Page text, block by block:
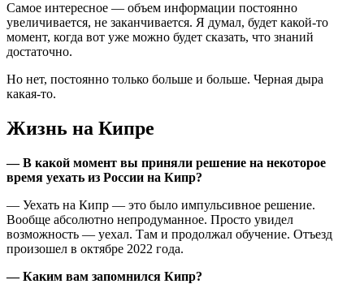
Самое интересное — объем информации постоянно
увеличивается, не заканчивается. Я думал, будет какой-то
момент, когда вот уже можно будет сказать, что знаний
достаточно.
Но нет, постоянно только больше и больше. Черная дыра
какая-то.
Жизнь на Кипре
— В какой момент вы приняли решение на некоторое
время уехать из России на Кипр?
— Уехать на Кипр — это было импульсивное решение.
Вообще абсолютно непродуманное. Просто увидел
возможность — уехал. Там и продолжал обучение. Отъезд
произошел в октябре 2022 года.
— Каким вам запомнился Кипр?